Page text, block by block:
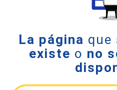
La página que
existe o no